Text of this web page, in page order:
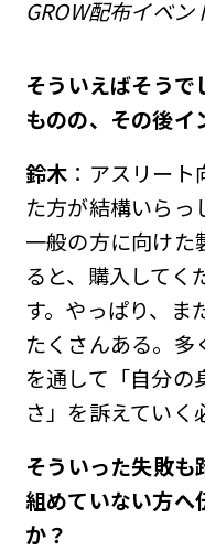
GROW配布イベン
――そういえばそう
ものの、その後イ
鈴木 ：アスリー
た方が結構いらっ
一般の方に向けた
ると、購入してく
す。やっぱり、ま
たくさんある。多
を通して「自分の
さ」を訴えていく
――そういった失敗
組めていない方
か？